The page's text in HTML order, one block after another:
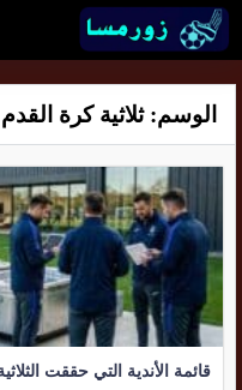
الوسم:ثلاثية كرة القدم
قائمة الأندية التي حققت